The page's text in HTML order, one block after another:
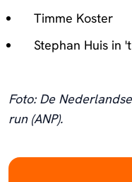
Timme Koster
Stephan Huis in
Foto: De
run (ANP).